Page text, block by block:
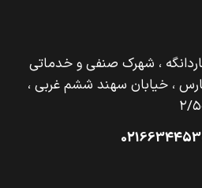
، شهرک صنفی و‌ خدماتی
، خیابان سهند ششم غربی ،